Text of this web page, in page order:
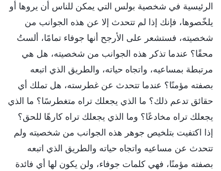
الرئيسية في شخصية بولس التي يمكن للناس أن يروها أو
يلخّصوها، فإنك إذا لم تتحدث إلا عن هذه الجوانب من
شخصيته، فستشعر على الأرجح أنها جوفاء تمامًا، ألستُ
محقًا؟ عندما تذكر هذه الجوانب من شخصيته، هل هي
مرتبطة بمساعيه، واتجاه حياته، والطريق الذي اتبعه
بصفته مؤمنًا؟ عندما تتحدث عن غطرسته، هل تملك أي
حقائق تدعم ذلك؟ ما الذي يجعلك تراه متغطرسًا؟ ما الذي
يجعلك تراه مخادعًا؟ وما الذي يجعلك تراه كارهًا للحق؟
إذا اكتفيت بتلخيص جوهر هذه الجوانب من شخصيته ولم
تتحدث عن مساعيه واتجاه حياته والطريق الذي اتبعه
بصفته مؤمنًا، فهي كلمات جوفاء، ولن يكون لها أي فائدة